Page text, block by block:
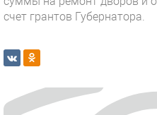
счет грантов Губернатора.